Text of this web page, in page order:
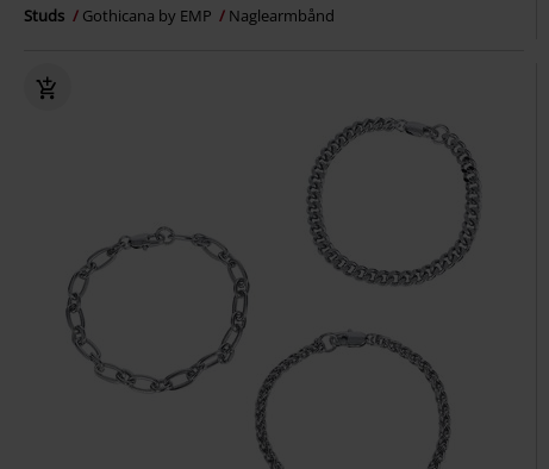
Studs Gothicana by EMP Naglearmbånd